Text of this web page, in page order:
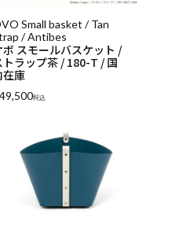
Small basket / Tan
/ Antibes
ボ スモールバスケット /
トラップ茶 / 180-T / 国
在庫
49,500税込